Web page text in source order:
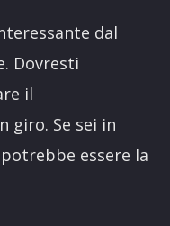
dal
Dovresti
il
giro. Se sei in
essere la